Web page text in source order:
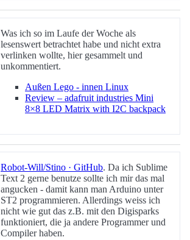
Was ich so im Laufe der Woche als
lesenswert betrachtet habe und nicht extra
verlinken wollte, hier gesammelt und
unkommentiert.
Außen Lego - innen Linux
Review – adafruit industries Mini
8×8 LED Matrix with I2C backpack
Robot-Will/Stino · GitHub. Da ich Sublime
Text 2 gerne benutze sollte ich mir das mal
angucken - damit kann man Arduino unter
ST2 programmieren. Allerdings weiss ich
nicht wie gut das z.B. mit den Digisparks
funktioniert, die ja andere Programmer und
Compiler haben.